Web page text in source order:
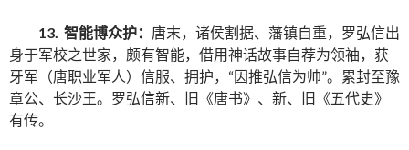
13. 智能博众护： 唐末，诸侯割据、藩镇自重，罗弘信出
身于军校之世家，颇有智能，借用神话故事自荐为领袖，获
牙军（唐职业军人）信服、拥护，“因推弘信为帅”。累封至豫
章公、长沙王。罗弘信新、旧《唐书》、新、旧《五代史》
有传。